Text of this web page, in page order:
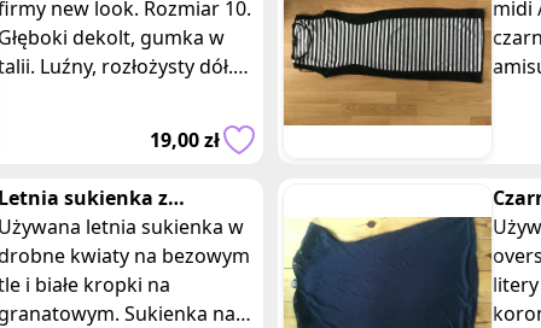
10
new look. Rozmiar 10.
dekolt, gumka w
Luźny, rozłożysty dół.
podszewka 100%
19,00 zł
midi
5%
sukienka z
w kwiaty i
letnia sukienka w
kwiaty na bezowym
i białe kropki na
Sukienka na
z